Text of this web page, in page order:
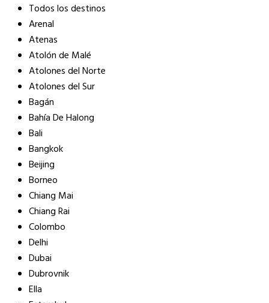
Todos los destinos
Arenal
Atenas
Atolón de Malé
Atolones del Norte
Atolones del Sur
Bagán
Bahía De Halong
Bali
Bangkok
Beijing
Borneo
Chiang Mai
Chiang Rai
Colombo
Delhi
Dubai
Dubrovnik
Ella